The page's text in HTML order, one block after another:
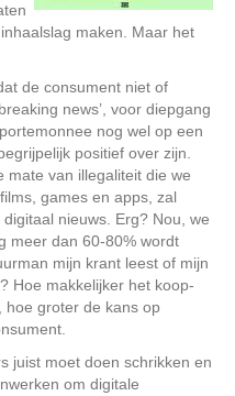
maken. Maar het
de consument niet of
news’, voor diepgang
nog wel op een
positief over zijn.
mate van illegaliteit die we
games en apps, zal
nieuws. Erg? Nou, we
meer dan 60-80% wordt
mijn krant leest of mijn
Hoe makkelijker het koop-
hoe groter de kans op
juist moet doen schrikken en
om digitale